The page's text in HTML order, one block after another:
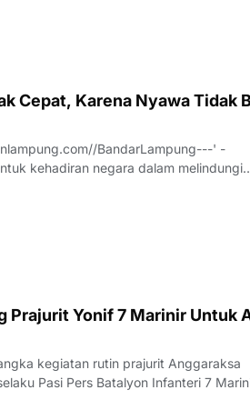
Cepat, Karena Nyawa Tidak
BandarLampung---' -
kehadiran negara dalam melindungi
dan meningkatnya ekspektasi
Prajurit Yonif 7 Marinir Untuk
kegiatan rutin prajurit Anggaraksa
Pasi Pers Batalyon Infanteri 7
A Cabang 7 PG Kormar melaksanakan